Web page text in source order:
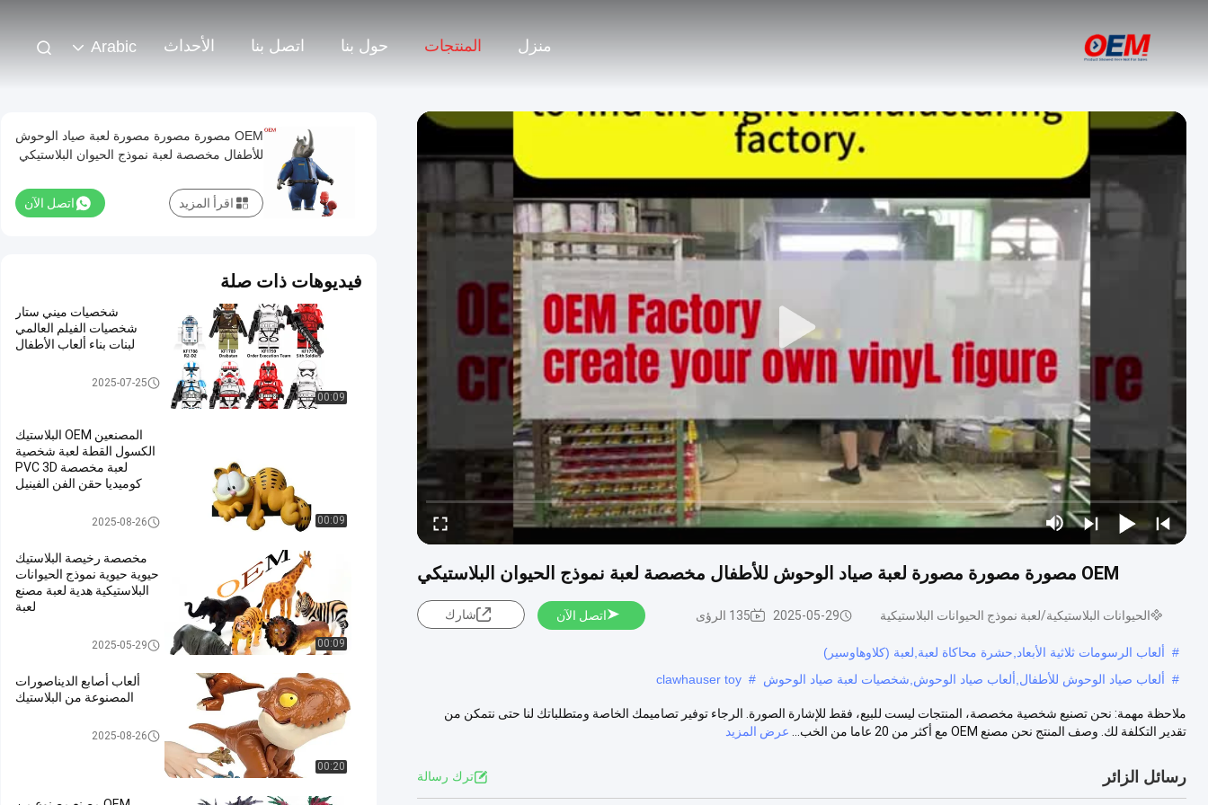
منزل المنتجات حول بنا اتصل بنا الأحداث Arabic
OEM مصورة مصورة مصورة لعبة صياد الوحوش للأطفال مخصصة لعبة نموذج الحيوان البلاستيكي
الحيوانات البلاستيكية/لعبة نموذج الحيوانات البلاستيكية 2025-05-29 135 الرؤى اتصل الآن شارك
# ألعاب الرسومات ثلاثية الأبعاد,حشرة محاكاة لعبة,لعبة (كلاوهاوسير)
# ألعاب صياد الوحوش للأطفال,ألعاب صياد الوحوش,شخصيات لعبة صياد الوحوش #
clawhauser toy
ملاحظة مهمة: نحن تصنيع شخصية مخصصة، المنتجات ليست للبيع، فقط للإشارة الصورة. الرجاء توفير تصاميمك الخاصة ومتطلباتك لنا حتى نتمكن من
تقدير التكلفة لك. وصف المنتج نحن مصنع OEM مع أكثر من 20 عاما من الخب...
عرض المزيد
رسائل الزائر ترك رسالة
OEM مصورة مصورة مصورة لعبة صياد الوحوش
للأطفال مخصصة لعبة نموذج الحيوان البلاستيكي
اتصل الآن اقرأ المزيد
فيديوهات ذات صلة
00:09
شخصيات ميني ستار
شخصيات الفيلم العالمي
لبنات بناء ألعاب الأطفال
2025-07-25
00:09
المصنعين OEM البلاستيك
الكسول القطة لعبة شخصية
لعبة مخصصة PVC 3D
كوميديا حقن الفن الفينيل
الحيوانات البلاستيكية/لعبة نموذج ا
2025-08-26
00:09
مخصصة رخيصة البلاستيك
حيوية حيوية نموذج الحيوانات
البلاستيكية هدية لعبة مصنع
لعبة
الحيوانات البلاستيكية/لعبة نموذج ا
2025-05-29
00:20
ألعاب أصابع الديناصورات
المصنوعة من البلاستيك
الحيوانات البلاستيكية/لعبة نموذج ا
2025-08-26